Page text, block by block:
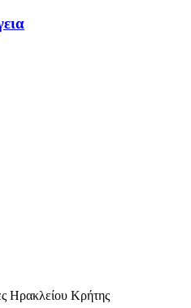
Ηρακλείου Κρήτης